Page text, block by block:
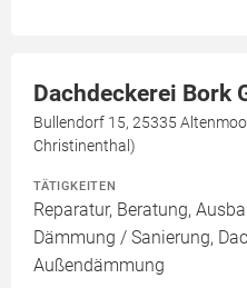
Dachdeckerei Bork
Bullendorf 15, 25335
Christinenthal)
TÄTIGKEITEN
Reparatur, Beratung,
Dämmung / Sanierung,
Außendämmung